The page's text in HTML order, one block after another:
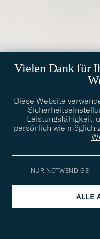
CHANEL
Pre-Owned
FOR HER PRE-OWNED
Vielen Dank für
Diese Website
Leistungsfähigkeit,
persönlich wie möglich
NUR NOTWENDIGE
ALLE